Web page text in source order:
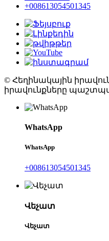
+008613054501345
© Հեղինակային
իրավունքները
WhatsApp
WhatsApp
+008613054501345
Վեչատ
Վեչատ